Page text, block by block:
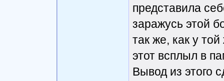
представила
заражусь этой
так же, как у
этот всплыл в
Вывод из этого